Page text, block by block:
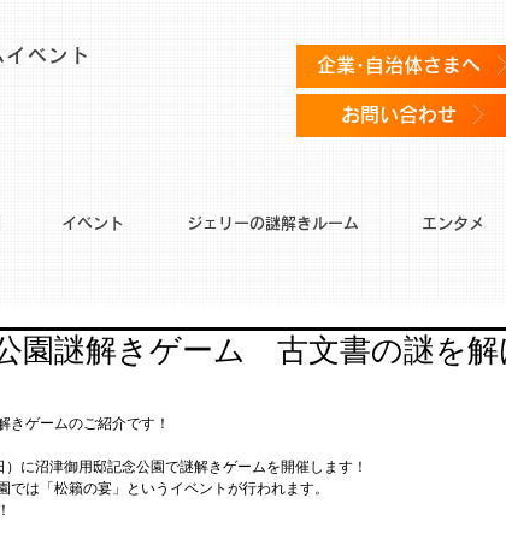
ベント 企業･自治体さまへ
お問い合わせ
イベント ジェリーの謎解きルーム エンタメ
園謎解きゲーム 古文書の謎を解
きゲームのご紹介です！
に沼津御用邸記念公園で謎解きゲームを開催します！
では「松籟の宴」というイベントが行われます。